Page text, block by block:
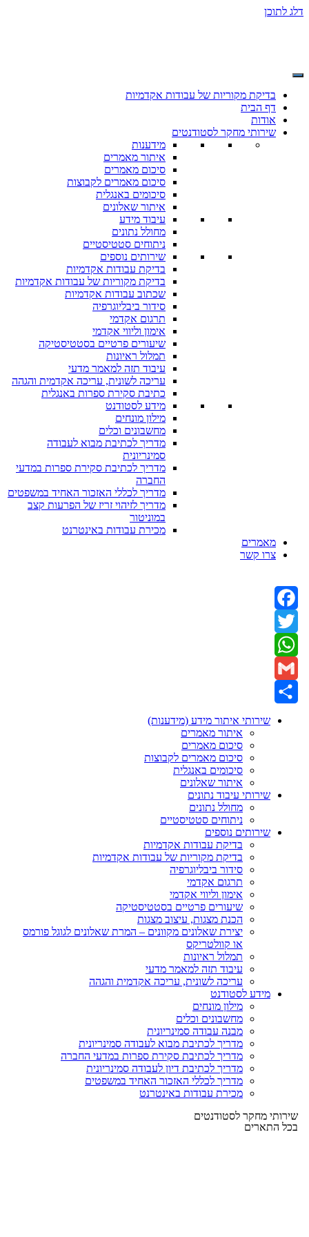
דלג לתוכן
בדיקת מקוריות של עבודות אקדמיות
דף הבית
אודות
שירותי מחקר לסטודנטים
מידענות
איתור מאמרים
סיכום מאמרים
סיכום מאמרים לקבוצות
סיכומים באנגלית
איתור שאלונים
עיבוד מידע
מחולל נתונים
ניתוחים סטטיסטיים
שירותים נוספים
בדיקת עבודות אקדמיות
בדיקת מקוריות של עבודות אקדמיות
שכתוב עבודות אקדמיות
סידור ביבליוגרפיה
תרגום אקדמי
אימון וליווי אקדמי
שיעורים פרטיים בסטטיסטיקה
תמלול ראיונות
עיבוד תזה למאמר מדעי
עריכה לשונית, עריכה אקדמית והגהה
כתיבת סקירת ספרות באנגלית
מידע לסטודנט
מילון מונחים
מחשבונים וכלים
מדריך לכתיבת מבוא לעבודה
סמינריונית
מדריך לכתיבת סקירת ספרות במדעי
החברה
מדריך לכללי האזכור האחיד במשפטים
מדריך לזיהוי זריז של הפרעות קצב
במוניטור
מכירת עבודות באינטרנט
מאמרים
צרו קשר
Facebook
Twitter
WhatsApp
Gmail
שירותי איתור מידע (מידענות)
איתור מאמרים
סיכום מאמרים
סיכום מאמרים לקבוצות
סיכומים באנגלית
איתור שאלונים
שירותי עיבוד נתונים
מחולל נתונים
ניתוחים סטטיסטיים
שירותים נוספים
בדיקת עבודות אקדמיות
בדיקת מקוריות של עבודות אקדמיות
סידור ביבליוגרפיה
תרגום אקדמי
אימון וליווי אקדמי
שיעורים פרטיים בסטטיסטיקה
הכנת מצגות, עיצוב מצגות
יצירת שאלונים מקוונים – המרת שאלונים לגוגל פורמס
או קוולטריקס
תמלול ראיונות
עיבוד תזה למאמר מדעי
עריכה לשונית, עריכה אקדמית והגהה
מידע לסטודנט
מילון מונחים
מחשבונים וכלים
מבנה עבודה סמינריונית
מדריך לכתיבת מבוא לעבודה סמינריונית
מדריך לכתיבת סקירת ספרות במדעי החברה
מדריך לכתיבת דיון לעבודה סמינריונית
מדריך לכללי האזכור האחיד במשפטים
מכירת עבודות באינטרנט
שירותי מחקר לסטודנטים
בכל התארים